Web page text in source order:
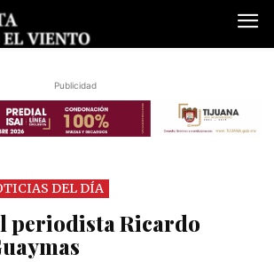
Publicidad
DEL DÍA
periodista Ricardo